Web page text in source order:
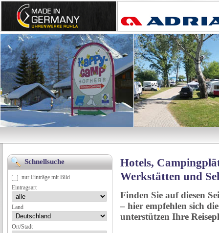
Hotels,
Werkstätten und
Finden Sie auf diesen
– hier empfehlen sich
unterstützen Ihre
Schnellsuche
nur Einträge mit Bild
Eintragsart
Land
Ort/Stadt